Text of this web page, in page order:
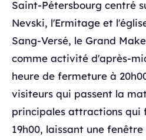
Saint-Pétersbourg centré
Nevski, l'Ermitage et
Sang-Versé, le Grand
comme activité d'après-
heure de fermeture à
visiteurs qui passent la
principales attractions qui
19h00, laissant une